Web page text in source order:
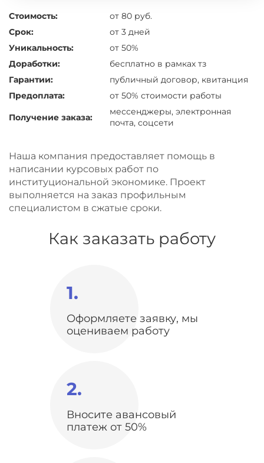
Стоимость:
от 80 руб.
Срок:
от 3 дней
Уникальность:
от 50%
Доработки:
бесплатно в рамках тз
Гарантии:
публичный договор, квитанция
Предоплата:
от 50% стоимости работы
Получение заказа:
мессенджеры, электронная
почта, соцсети
Наша компания предоставляет помощь в
написании курсовых работ по
институциональной экономике. Проект
выполняется на заказ профильным
специалистом в сжатые сроки.
Как заказать работу
1.
Оформляете заявку, мы
оцениваем работу
2.
Вносите авансовый
платеж от 50%